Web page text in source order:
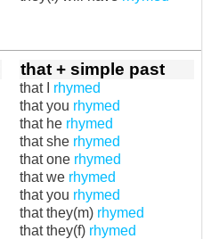
that + simple past
that I rhymed
that you rhymed
that he rhymed
that she rhymed
that one rhymed
that we rhymed
that you rhymed
that they(m) rhymed
that they(f) rhymed